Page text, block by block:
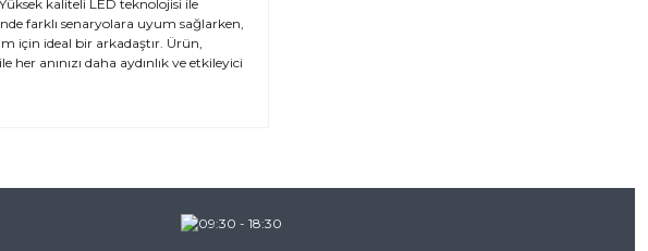
kaliteli LED teknolojisi ile
farklı senaryolara uyum sağlarken,
için ideal bir arkadaştır. Ürün,
anınızı daha aydınlık ve etkileyici